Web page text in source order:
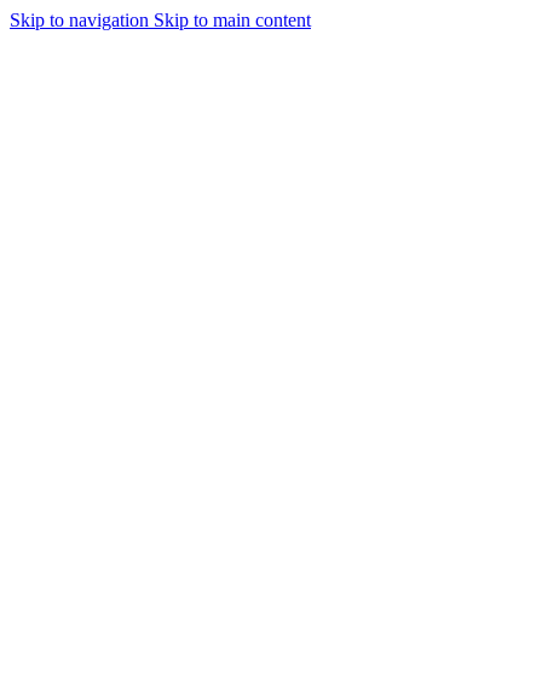
Skip to navigation Skip to main content